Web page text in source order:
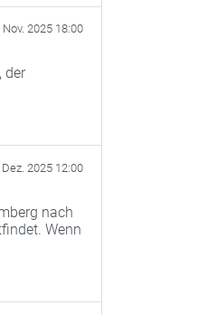
Nov. 2025 18:00
der
Dez. 2025 12:00
nach
Wenn